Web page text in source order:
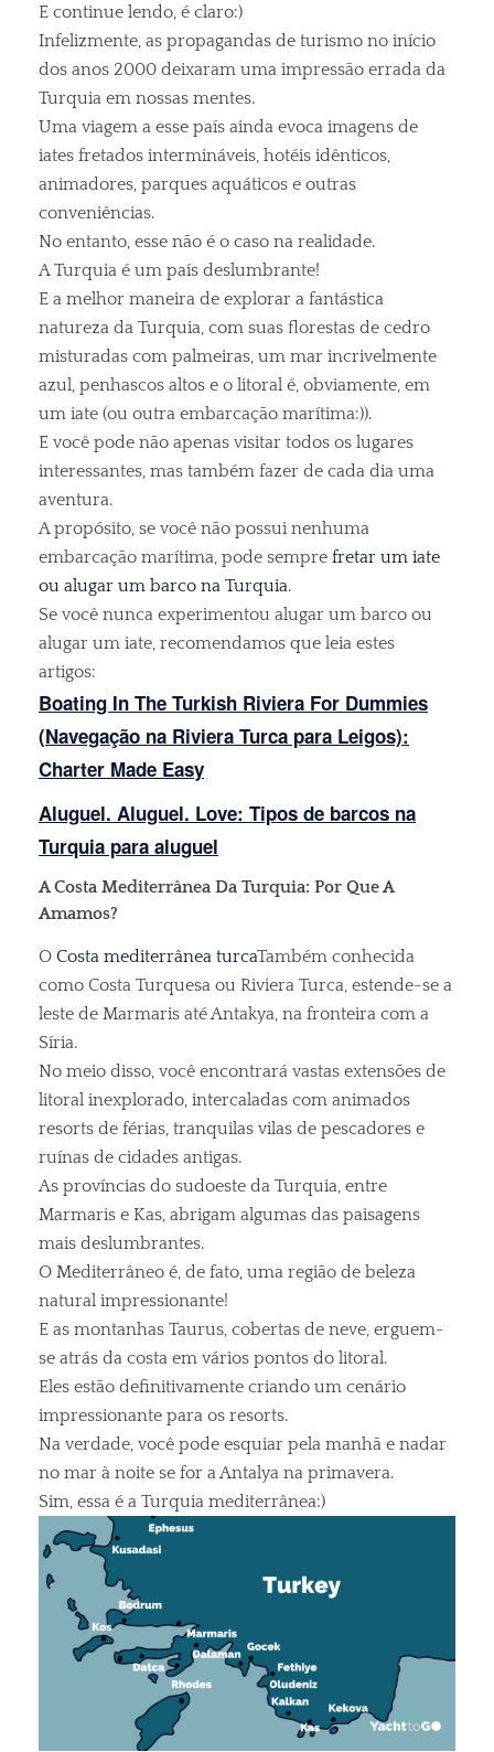
E continue lendo, é claro:)
Infelizmente, as propagandas de turismo no início
dos anos 2000 deixaram uma impressão errada da
Turquia em nossas mentes.
Uma viagem a esse país ainda evoca imagens de
iates fretados intermináveis, hotéis idênticos,
animadores, parques aquáticos e outras
conveniências.
No entanto, esse não é o caso na realidade.
A Turquia é um país deslumbrante!
E a melhor maneira de explorar a fantástica
natureza da Turquia, com suas florestas de cedro
misturadas com palmeiras, um mar incrivelmente
azul, penhascos altos e o litoral é, obviamente, em
um iate (ou outra embarcação marítima:)).
E você pode não apenas visitar todos os lugares
interessantes, mas também fazer de cada dia uma
aventura.
A propósito, se você não possui nenhuma
embarcação marítima, pode sempre fretar um iate
ou alugar um barco na Turquia.
Se você nunca experimentou alugar um barco ou
alugar um iate, recomendamos que leia estes
artigos:
Boating In The Turkish Riviera For Dummies
(Navegação na Riviera Turca para Leigos):
Charter Made Easy
Aluguel. Aluguel. Love: Tipos de barcos na
Turquia para aluguel
A Costa Mediterrânea Da Turquia: Por Que A
Amamos?
O Costa mediterrânea turcaTambém conhecida
como Costa Turquesa ou Riviera Turca, estende-se a
leste de Marmaris até Antakya, na fronteira com a
Síria.
No meio disso, você encontrará vastas extensões de
litoral inexplorado, intercaladas com animados
resorts de férias, tranquilas vilas de pescadores e
ruínas de cidades antigas.
As províncias do sudoeste da Turquia, entre
Marmaris e Kas, abrigam algumas das paisagens
mais deslumbrantes.
O Mediterrâneo é, de fato, uma região de beleza
natural impressionante!
E as montanhas Taurus, cobertas de neve, erguem-
se atrás da costa em vários pontos do litoral.
Eles estão definitivamente criando um cenário
impressionante para os resorts.
Na verdade, você pode esquiar pela manhã e nadar
no mar à noite se for a Antalya na primavera.
Sim, essa é a Turquia mediterrânea:)